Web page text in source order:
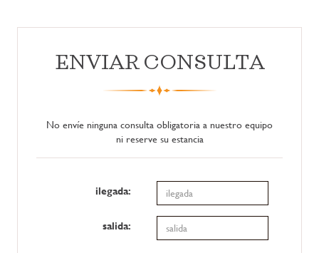
ENVIAR CONSULTA
No envíe ninguna consulta obligatoria a nuestro equipo
ni reserve su estancia
ilegada:
salida: